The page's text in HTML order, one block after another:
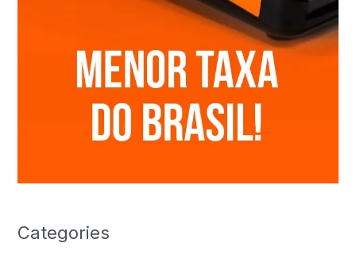
Categories